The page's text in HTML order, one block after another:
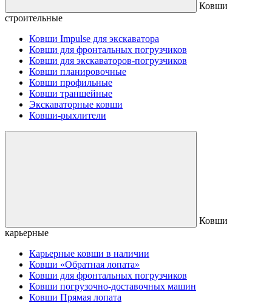
Ковши
строительные
Ковши Impulse для экскаватора
Ковши для фронтальных погрузчиков
Ковши для экскаваторов-погрузчиков
Ковши планировочные
Ковши профильные
Ковши траншейные
Экскаваторные ковши
Ковши-рыхлители
Ковши
карьерные
Карьерные ковши в наличии
Ковши «Обратная лопата»
Ковши для фронтальных погрузчиков
Ковши погрузочно-доставочных машин
Ковши Прямая лопата